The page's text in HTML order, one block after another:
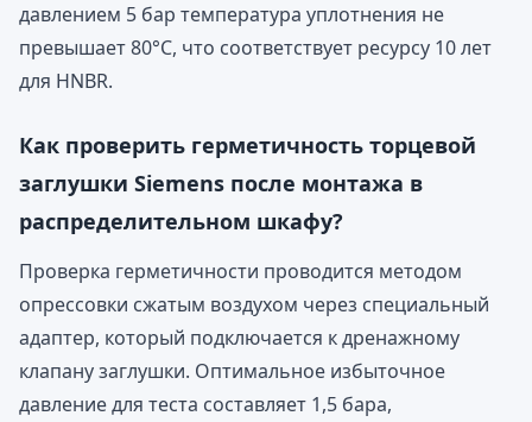
давлением 5 бар температура уплотнения не
превышает 80°C, что соответствует ресурсу 10 лет
для HNBR.
Как проверить герметичность торцевой
заглушки Siemens после монтажа в
распределительном шкафу?
Проверка герметичности проводится методом
опрессовки сжатым воздухом через специальный
адаптер, который подключается к дренажному
клапану заглушки. Оптимальное избыточное
давление для теста составляет 1,5 бара,